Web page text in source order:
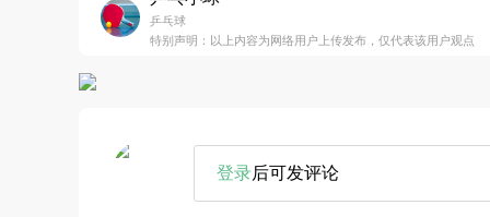
乒乓球
特别声明：以上内容为网络用户上传发布，仅代表该用户观点
登录后可发评论